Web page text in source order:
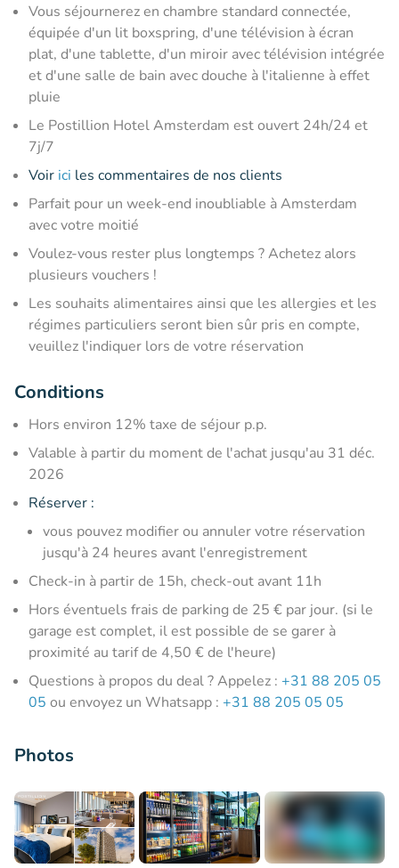
Vous séjournerez en chambre standard connectée,
équipée d'un lit boxspring, d'une télévision à écran
plat, d'une tablette, d'un miroir avec télévision intégrée
et d'une salle de bain avec douche à l'italienne à effet
pluie
Le Postillion Hotel Amsterdam est ouvert 24h/24 et
7j/7
Voir ici les commentaires de nos clients
Parfait pour un week-end inoubliable à Amsterdam
avec votre moitié
Voulez-vous rester plus longtemps ? Achetez alors
plusieurs vouchers !
Les souhaits alimentaires ainsi que les allergies et les
régimes particuliers seront bien sûr pris en compte,
veuillez l'indiquer lors de votre réservation
Conditions
Hors environ 12% taxe de séjour p.p.
Valable à partir du moment de l'achat jusqu'au 31 déc.
2026
Réserver :
vous pouvez modifier ou annuler votre réservation
jusqu'à 24 heures avant l'enregistrement
Check-in à partir de 15h, check-out avant 11h
Hors éventuels frais de parking de 25 € par jour. (si le
garage est complet, il est possible de se garer à
proximité au tarif de 4,50 € de l'heure)
Questions à propos du deal ? Appelez : +31 88 205 05
05 ou envoyez un Whatsapp : +31 88 205 05 05
Photos